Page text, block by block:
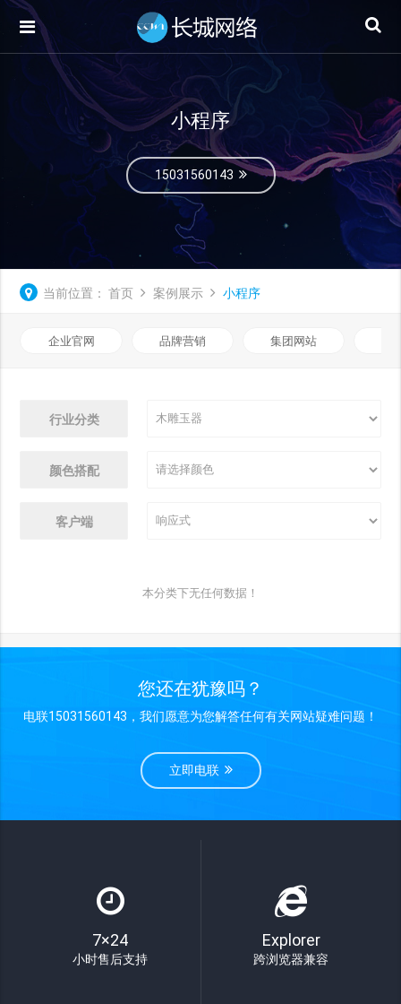
小程序
15031560143
当前位置： 首页 案例展示 小程序
企业官网 品牌营销 集团网站
行业分类
颜色搭配
客户端
本分类下无任何数据！
您还在犹豫吗？
电联15031560143，我们愿意为您解答任何有关网站疑难问题！
立即电联
7×24
小时售后支持
Explorer
跨浏览器兼容